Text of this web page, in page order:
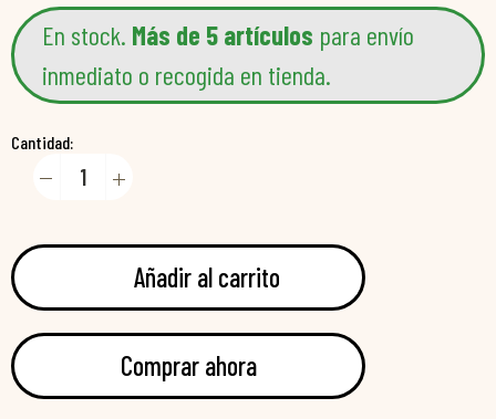
En stock. Más de 5 artículos para envío
inmediato o recogida en tienda.
Cantidad:
Añadir al carrito
Comprar ahora